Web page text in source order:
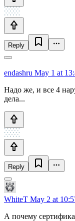
Reply
endashru May 1 at
Надо же, и все 4
дела...
Reply
WhiteT May 2 at
А почему